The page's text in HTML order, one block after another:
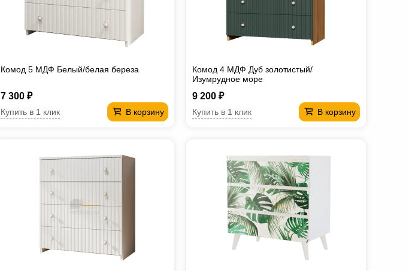
Комод 5 МДФ Белый/белая береза
7 300 ₽
В корзину
Купить в 1 клик
Комод 4 МДФ Дуб золотистый/
Изумрудное море
9 200 ₽
В корзину
Купить в 1 клик